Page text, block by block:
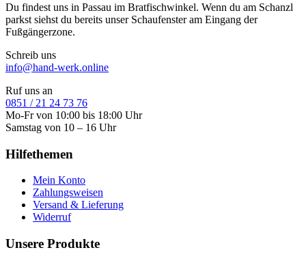
Du findest uns in Passau im Bratfischwinkel. Wenn du am Schanzl
parkst siehst du bereits unser Schaufenster am Eingang der
Fußgängerzone.
Schreib uns
info@hand-werk.online
Ruf uns an
0851 / 21 24 73 76
Mo-Fr von 10:00 bis 18:00 Uhr
Samstag von 10 – 16 Uhr
Hilfethemen
Mein Konto
Zahlungsweisen
Versand & Lieferung
Widerruf
Unsere Produkte